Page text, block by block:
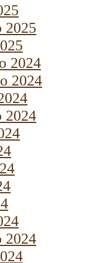
2025
2024
2024
2024
2024